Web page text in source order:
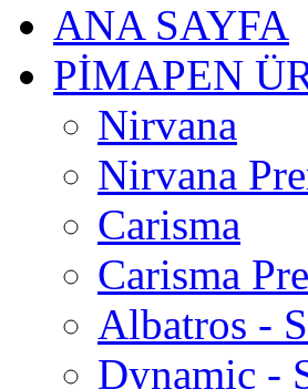
ANA SAYFA
PİMAPEN
Nirvana
Nirvana
Carisma
Carisma
Albatros -
Dynamic -